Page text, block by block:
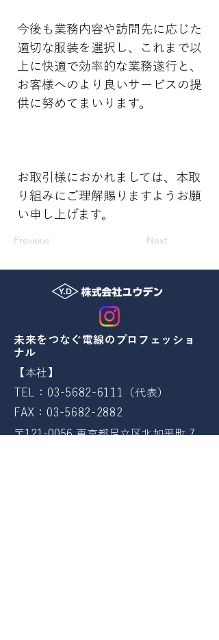
今後も業務内容や訪問先に応じた
適切な服装を選択し、これまで以
上に快適で効率的な業務遂行と、
お客様へのより良いサービスの提
供に努めてまいります。
お取引様におかれましては、本取
り組みにご理解賜りますようお願
い申し上げます。
Previous Next
​未来をつなぐ電線のプロフェッショ
ナル
【本社】
TEL：03-5682-6111（代表）
FAX：03-5682-2882
〒121-0056 東京都足立区北加平町 7